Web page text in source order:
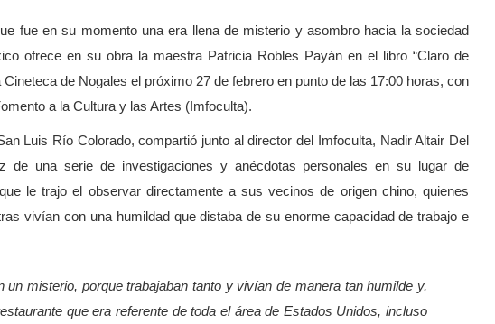
fue en su momento una era llena de misterio y asombro hacia la sociedad
ofrece en su obra la maestra Patricia Robles Payán en el libro “Claro de
Cineteca de Nogales el próximo 27 de febrero en punto de las 17:00 horas, con
a la Cultura y las Artes (Imfoculta).
Luis Río Colorado, compartió junto al director del Imfoculta, Nadir Altair Del
de una serie de investigaciones y anécdotas personales en su lugar de
le trajo el observar directamente a sus vecinos de origen chino, quienes
vivían con una humildad que distaba de su enorme capacidad de trabajo e
un misterio, porque trabajaban tanto y vivían de manera tan humilde y,
que era referente de toda el área de Estados Unidos, incluso